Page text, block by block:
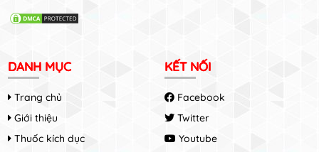
DANH MỤC
Trang chủ
Giới thiệu
Thuốc kích dục
KẾT NỐI
Facebook
Twitter
Youtube